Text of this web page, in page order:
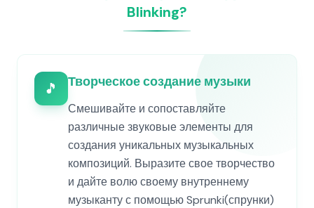
Blinking?
🎵 Творческое создание музыки
Смешивайте и сопоставляйте
различные звуковые элементы для
создания уникальных музыкальных
композиций. Выразите свое творчество
и дайте волю своему внутреннему
музыканту с помощью Sprunki(спрунки)